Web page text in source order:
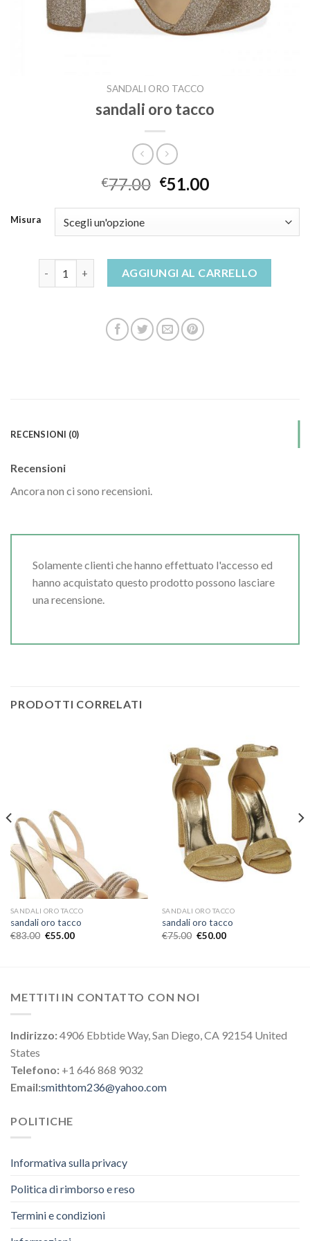
SANDALI ORO TACCO
sandali oro tacco
€77.00 €51.00
Misura
sandali oro tacco quantitàAGGIUNGI AL CARRELLO
RECENSIONI (0)
Recensioni
Ancora non ci sono recensioni.
Solamente clienti che hanno effettuato l'accesso ed
hanno acquistato questo prodotto possono lasciare
una recensione.
PRODOTTI CORRELATI
SANDALI ORO TACCO
sandali oro tacco
€83.00 €55.00
SANDALI ORO TACCO
sandali oro tacco
€75.00 €50.00
METTITI IN CONTATTO CON NOI
Indirizzo:4906 Ebbtide Way, San Diego, CA 92154 United
States
Telefono: +1 646 868 9032
Email:smithtom236@yahoo.com
POLITICHE
Informativa sulla privacy
Politica di rimborso e reso
Termini e condizioni